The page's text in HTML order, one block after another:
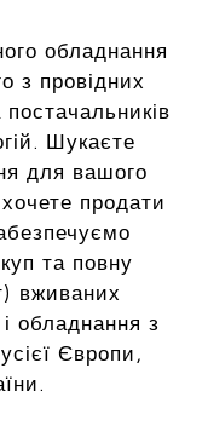
обладнання
з провідних
Шукаєте
для вашого
продати
та повну
вживаних
обладнання з
Європи,